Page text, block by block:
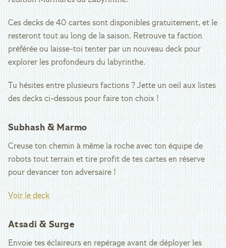
Ces decks de 40 cartes sont disponibles gratuitement, et le
resteront tout au long de la saison. Retrouve ta faction
préférée ou laisse-toi tenter par un nouveau deck pour
explorer les profondeurs du labyrinthe.
Tu hésites entre plusieurs factions ? Jette un oeil aux listes
des decks ci-dessous pour faire ton choix !
Subhash & Marmo
Creuse ton chemin à même la roche avec ton équipe de
robots tout terrain et tire profit de tes cartes en réserve
pour devancer ton adversaire !
Voir le deck
Atsadi & Surge
Envoie tes éclaireurs en repérage avant de déployer les